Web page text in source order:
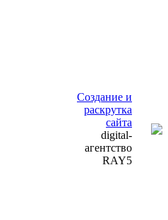
Создание и
раскрутка
сайта
digital-
агентство
RAY5